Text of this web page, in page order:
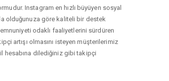
Instagram en hızlı büyüyen sosyal
olduğunuza göre kaliteli bir destek
odaklı faaliyetlerini sürdüren
artışı olmasını isteyen müşterilerimiz
hesabına dilediğiniz gibi takipçi